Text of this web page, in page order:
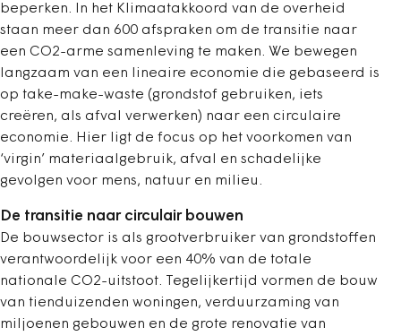
beperken. In het Klimaatakkoord van de overheid
staan meer dan 600 afspraken om de transitie naar
een CO2-arme samenleving te maken. We bewegen
langzaam van een lineaire economie die gebaseerd is
op take-make-waste (grondstof gebruiken, iets
creëren, als afval verwerken) naar een circulaire
economie. Hier ligt de focus op het voorkomen van
‘virgin’ materiaalgebruik, afval en schadelijke
gevolgen voor mens, natuur en milieu.
De transitie naar circulair bouwen
De bouwsector is als grootverbruiker van grondstoffen
verantwoordelijk voor een 40% van de totale
nationale CO2-uitstoot. Tegelijkertijd vormen de bouw
van tienduizenden woningen, verduurzaming van
miljoenen gebouwen en de grote renovatie van